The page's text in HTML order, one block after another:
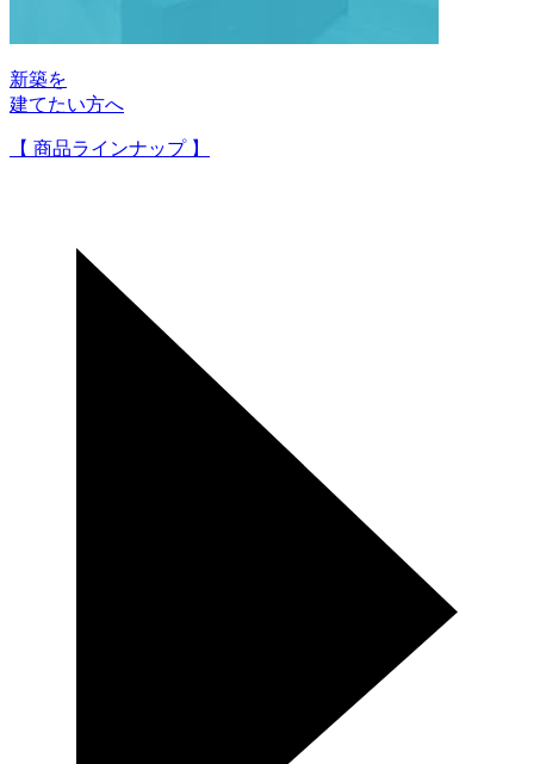
新築を
建てたい方へ
【 商品ラインナップ 】